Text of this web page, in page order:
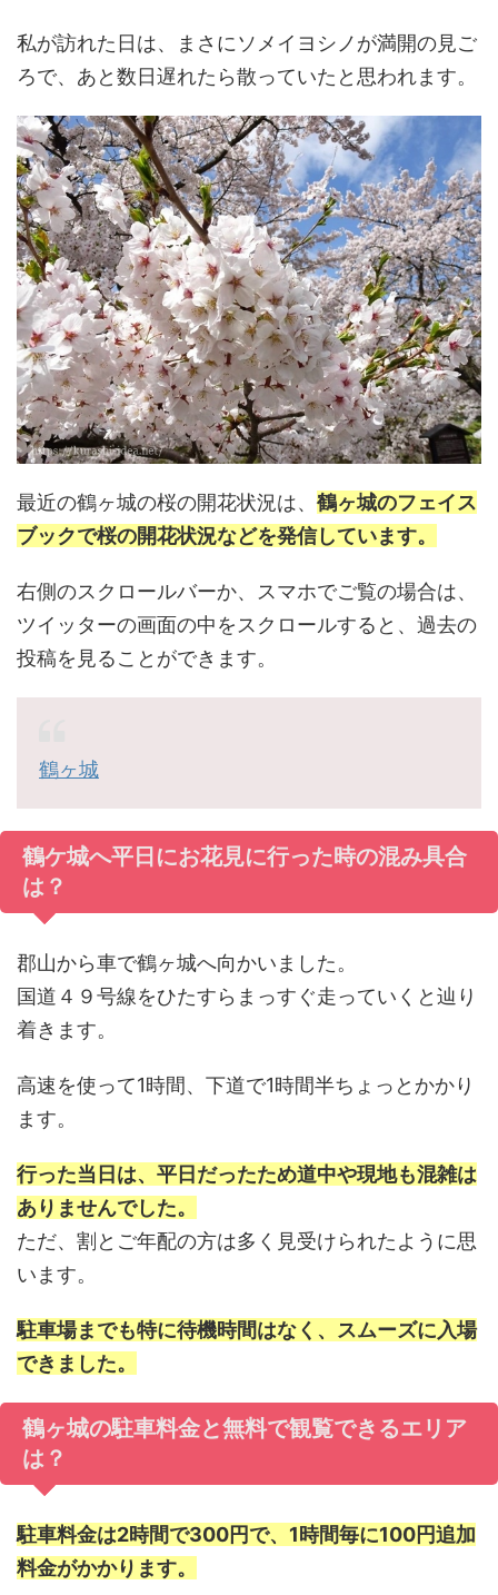
私が訪れた日は、まさにソメイヨシノが満開の見ご
ろで、あと数日遅れたら散っていたと思われます。
最近の鶴ヶ城の桜の開花状況は、 鶴ヶ城のフェイス
ブックで桜の開花状況などを発信しています。
右側のスクロールバーか、スマホでご覧の場合は、
ツイッターの画面の中をスクロールすると、過去の
投稿を見ることができます。
鶴ヶ城
鶴ケ城へ平日にお花見に行った時の混み具合
は？
郡山から車で鶴ヶ城へ向かいました。
国道４９号線をひたすらまっすぐ走っていくと辿り
着きます。
高速を使って1時間、下道で1時間半ちょっとかかり
ます。
行った当日は、平日だったため道中や現地も混雑は
ありませんでした。
ただ、割とご年配の方は多く見受けられたように思
います。
駐車場までも特に待機時間はなく、スムーズに入場
できました。
鶴ヶ城の駐車料金と無料で観覧できるエリア
は？
駐車料金は2時間で300円で、1時間毎に100円追加
料金がかかります。